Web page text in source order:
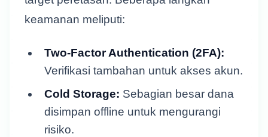
keamanan meliputi:
Two-Factor Authentication (2FA):
Verifikasi tambahan untuk akses akun.
Cold Storage: Sebagian besar dana
disimpan offline untuk mengurangi
risiko.